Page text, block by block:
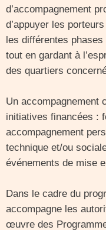
d’accompagnement
d’appuyer les
les différentes
tout en gardant à
des quartiers
Un accompagnement
initiatives financées :
accompagnement
technique et/ou
événements de mise
Dans le cadre du
accompagne les
œuvre des